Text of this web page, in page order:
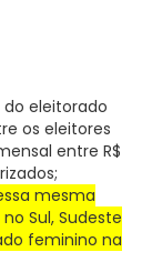
do eleitorado
os eleitores
entre R$
mesma
Sul, Sudeste
feminino na